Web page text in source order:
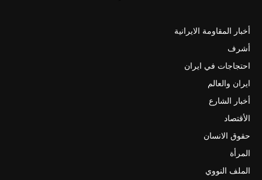
أخبار المقاومة الايرانية
أشرف
احتجاجات في ايران
ايران والعالم
أخبار الشارع
الأقتصاد
حقوق الانسان
المرأة
الملف النووي